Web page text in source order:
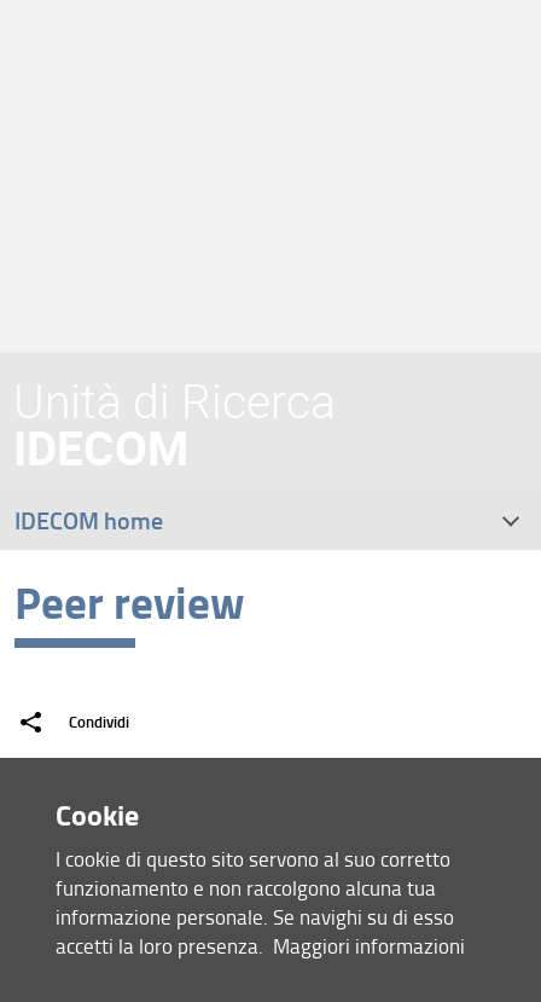
Unità di Ricerca
IDECOM
Peer review
Condividi
IDECOM home
Mission
Ricerche
Pubblicazioni
Chi siamo
Collaborazioni
Contatti
Mappa del sito
RSS feed
Privacy
Note Legali
Cookie
I cookie di questo sito servono al suo corretto
funzionamento e non raccolgono alcuna tua
informazione personale. Se navighi su di esso
accetti la loro presenza. Maggiori informazioni